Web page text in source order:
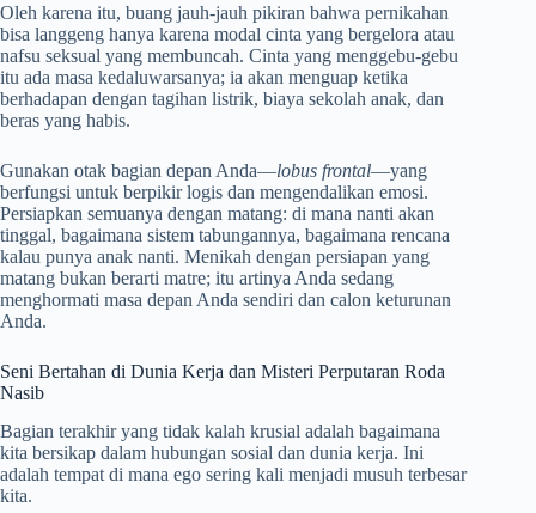
Oleh karena itu, buang jauh-jauh pikiran bahwa pernikahan
bisa langgeng hanya karena modal cinta yang bergelora atau
nafsu seksual yang membuncah. Cinta yang menggebu-gebu
itu ada masa kedaluwarsanya; ia akan menguap ketika
berhadapan dengan tagihan listrik, biaya sekolah anak, dan
beras yang habis.
Gunakan otak bagian depan Anda—lobus frontal—yang
berfungsi untuk berpikir logis dan mengendalikan emosi.
Persiapkan semuanya dengan matang: di mana nanti akan
tinggal, bagaimana sistem tabungannya, bagaimana rencana
kalau punya anak nanti. Menikah dengan persiapan yang
matang bukan berarti matre; itu artinya Anda sedang
menghormati masa depan Anda sendiri dan calon keturunan
Anda.
Seni Bertahan di Dunia Kerja dan Misteri Perputaran Roda
Nasib
Bagian terakhir yang tidak kalah krusial adalah bagaimana
kita bersikap dalam hubungan sosial dan dunia kerja. Ini
adalah tempat di mana ego sering kali menjadi musuh terbesar
kita.